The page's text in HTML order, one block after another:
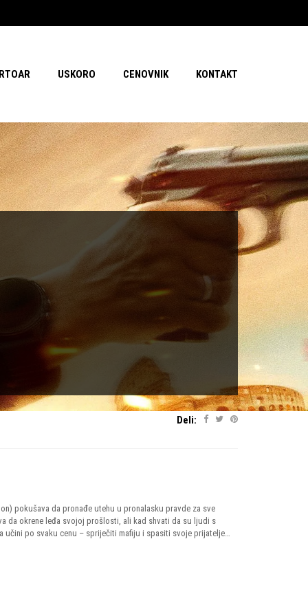
USKORO CENOVNIK KONTAKT
Deli:
pokušava da pronađe utehu u pronalasku pravde za sve
da okrene leđa svojoj prošlosti, ali kad shvati da su ljudi s
učini po svaku cenu – spriječiti mafiju i spasiti svoje prijatelje…